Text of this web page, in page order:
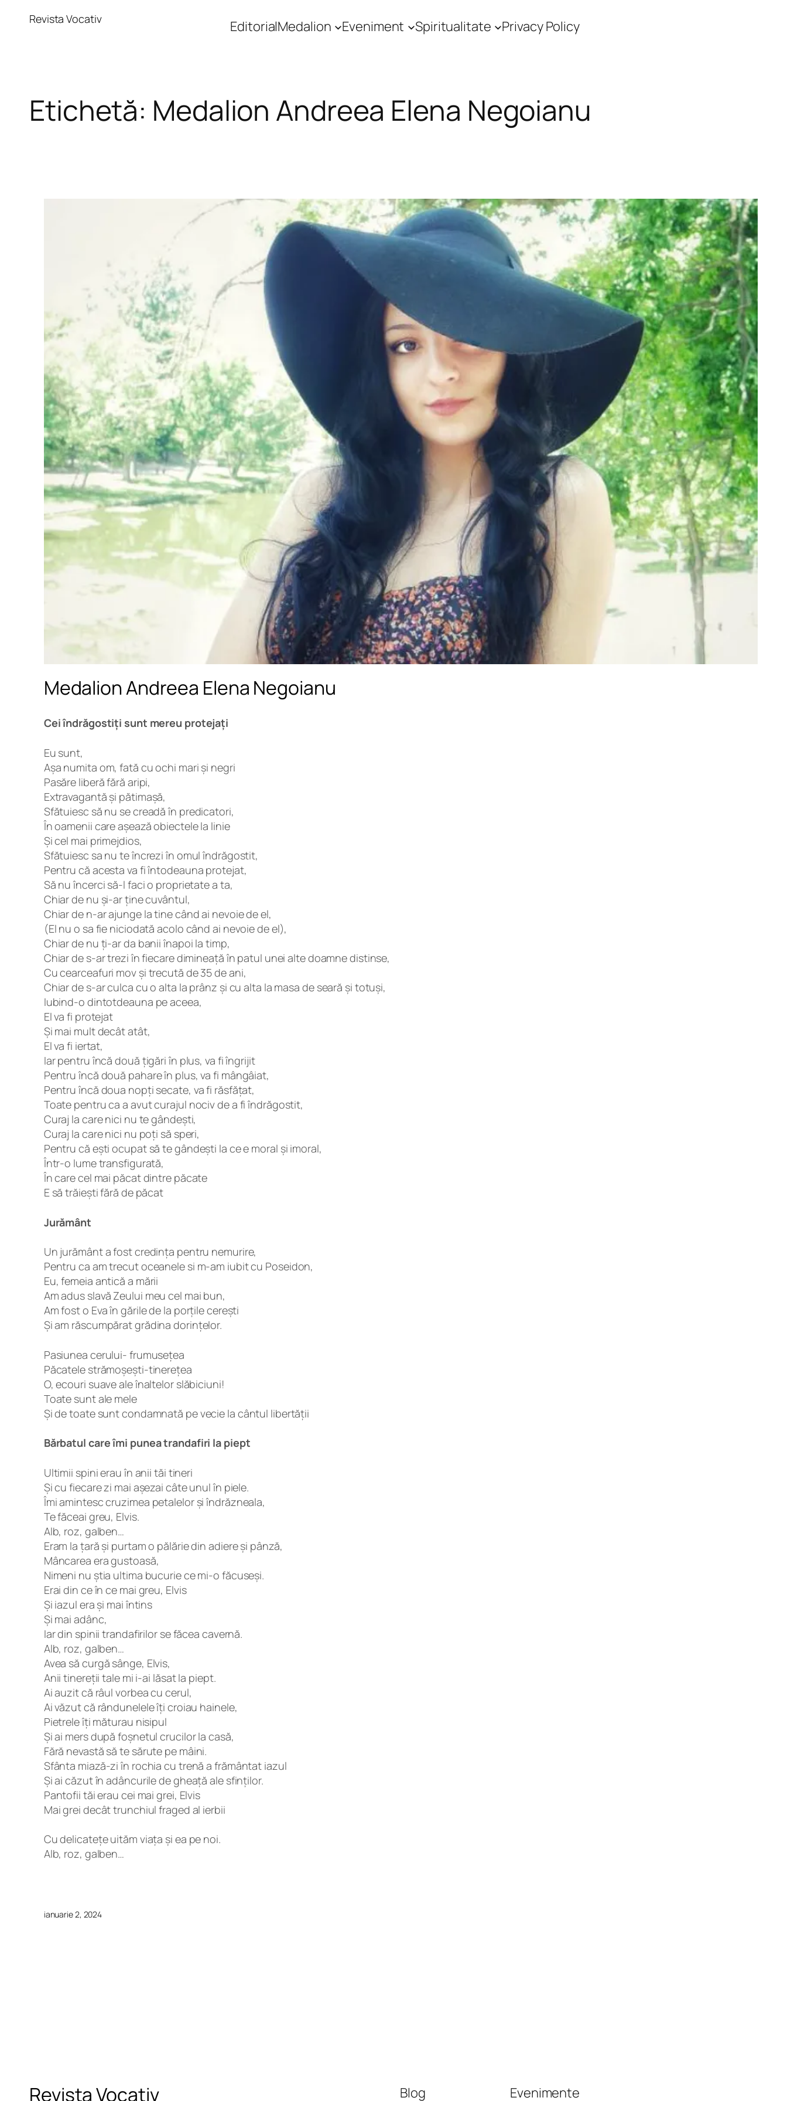
Revista Vocativ EditorialMedalion Eveniment Spiritualitate Privacy Policy
Etichetă: Medalion Andreea Elena Negoianu
Medalion Andreea Elena Negoianu
Cei îndrăgostiți sunt mereu protejați
Eu sunt,
Așa numita om, fată cu ochi mari și negri
Pasăre liberă fără aripi,
Extravagantă și pătimașă,
Sfătuiesc să nu se creadă în predicatori,
În oamenii care așează obiectele la linie
Și cel mai primejdios,
Sfătuiesc sa nu te încrezi în omul îndrăgostit,
Pentru că acesta va fi întodeauna protejat,
Să nu încerci să-l faci o proprietate a ta,
Chiar de nu și-ar ține cuvântul,
Chiar de n-ar ajunge la tine când ai nevoie de el,
(El nu o sa fie niciodată acolo când ai nevoie de el),
Chiar de nu ți-ar da banii înapoi la timp,
Chiar de s-ar trezi în fiecare dimineață în patul unei alte doamne distinse,
Cu cearceafuri mov și trecută de 35 de ani,
Chiar de s-ar culca cu o alta la prânz și cu alta la masa de seară și totuși,
Iubind-o dintotdeauna pe aceea,
El va fi protejat
Și mai mult decât atât,
El va fi iertat,
Iar pentru încă două țigări în plus, va fi îngrijit
Pentru încă două pahare în plus, va fi mângâiat,
Pentru încă doua nopți secate, va fi răsfățat,
Toate pentru ca a avut curajul nociv de a fi îndrăgostit,
Curaj la care nici nu te gândești,
Curaj la care nici nu poți să speri,
Pentru că ești ocupat să te gândești la ce e moral și imoral,
Într-o lume transfigurată,
În care cel mai păcat dintre păcate
E să trăiești fără de păcat
Jurământ
Un jurământ a fost credința pentru nemurire,
Pentru ca am trecut oceanele si m-am iubit cu Poseidon,
Eu, femeia antică a mării
Am adus slavă Zeului meu cel mai bun,
Am fost o Eva în gările de la porțile cerești
Și am răscumpărat grădina dorințelor.
Pasiunea cerului- frumusețea
Păcatele strămoșești-tinerețea
O, ecouri suave ale înaltelor slăbiciuni!
Toate sunt ale mele
Și de toate sunt condamnată pe vecie la cântul libertății
Bărbatul care îmi punea trandafiri la piept
Ultimii spini erau în anii tăi tineri
Și cu fiecare zi mai așezai câte unul în piele.
Îmi amintesc cruzimea petalelor și îndrăzneala,
Te făceai greu, Elvis.
Alb, roz, galben…
Eram la țară și purtam o pălărie din adiere și pânză,
Mâncarea era gustoasă,
Nimeni nu știa ultima bucurie ce mi-o făcuseși.
Erai din ce în ce mai greu, Elvis
Și iazul era și mai întins
Și mai adânc,
Iar din spinii trandafirilor se făcea cavernă.
Alb, roz, galben…
Avea să curgă sânge, Elvis,
Anii tinereții tale mi i-ai lăsat la piept.
Ai auzit că râul vorbea cu cerul,
Ai văzut că rândunelele îți croiau hainele,
Pietrele îți măturau nisipul
Și ai mers după foșnetul crucilor la casă,
Fără nevastă să te sărute pe mâini.
Sfânta miază-zi în rochia cu trenă a frământat iazul
Și ai căzut în adâncurile de gheață ale sfinților.
Pantofii tăi erau cei mai grei, Elvis
Mai grei decât trunchiul fraged al ierbii
Cu delicatețe uităm viața și ea pe noi.
Alb, roz, galben…
ianuarie 2, 2024
Revista Vocativ Blog Evenimente